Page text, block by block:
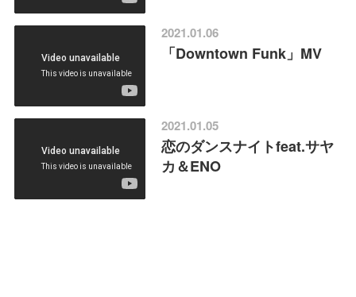
2021.01.06
「Downtown Funk」MV
2021.01.05
恋のダンスナイトfeat.サヤ
カ＆ENO